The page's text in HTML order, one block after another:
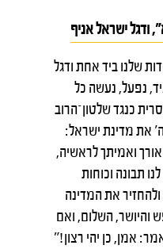
ודגל ישראל אניף
שלנו ביד אחת ודגל
נפעל, נעשה כל
כנגד שלטון־הרוב
ה' את מדינת ישראל:
ואמיתך לראשיה,
תבונה וכוחות
את המדינה
והיושר, השלום, ואם
אמן, כן יהי רצון!"